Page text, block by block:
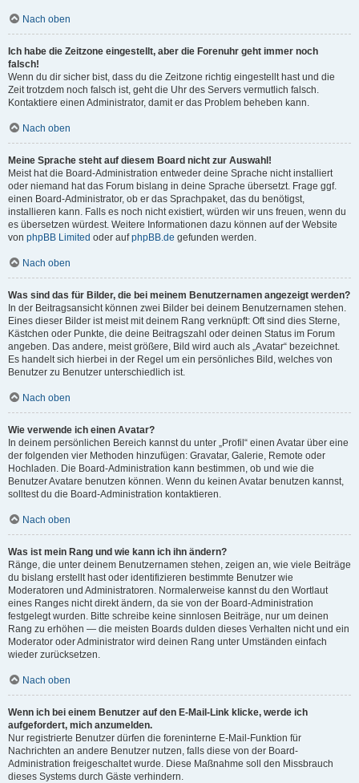
Nach oben
Ich habe die Zeitzone eingestellt, aber die Forenuhr geht immer noch
falsch!
Wenn du dir sicher bist, dass du die Zeitzone richtig eingestellt hast und die
Zeit trotzdem noch falsch ist, geht die Uhr des Servers vermutlich falsch.
Kontaktiere einen Administrator, damit er das Problem beheben kann.
Nach oben
Meine Sprache steht auf diesem Board nicht zur Auswahl!
Meist hat die Board-Administration entweder deine Sprache nicht installiert
oder niemand hat das Forum bislang in deine Sprache übersetzt. Frage ggf.
einen Board-Administrator, ob er das Sprachpaket, das du benötigst,
installieren kann. Falls es noch nicht existiert, würden wir uns freuen, wenn du
es übersetzen würdest. Weitere Informationen dazu können auf der Website
von phpBB Limited oder aufphpBB.de gefunden werden.
Nach oben
Was sind das für Bilder, die bei meinem Benutzernamen angezeigt werden?
In der Beitragsansicht können zwei Bilder bei deinem Benutzernamen stehen.
Eines dieser Bilder ist meist mit deinem Rang verknüpft: Oft sind dies Sterne,
Kästchen oder Punkte, die deine Beitragszahl oder deinen Status im Forum
angeben. Das andere, meist größere, Bild wird auch als „Avatar“ bezeichnet.
Es handelt sich hierbei in der Regel um ein persönliches Bild, welches von
Benutzer zu Benutzer unterschiedlich ist.
Nach oben
Wie verwende ich einen Avatar?
In deinem persönlichen Bereich kannst du unter „Profil“ einen Avatar über eine
der folgenden vier Methoden hinzufügen: Gravatar, Galerie, Remote oder
Hochladen. Die Board-Administration kann bestimmen, ob und wie die
Benutzer Avatare benutzen können. Wenn du keinen Avatar benutzen kannst,
solltest du die Board-Administration kontaktieren.
Nach oben
Was ist mein Rang und wie kann ich ihn ändern?
Ränge, die unter deinem Benutzernamen stehen, zeigen an, wie viele Beiträge
du bislang erstellt hast oder identifizieren bestimmte Benutzer wie
Moderatoren und Administratoren. Normalerweise kannst du den Wortlaut
eines Ranges nicht direkt ändern, da sie von der Board-Administration
festgelegt wurden. Bitte schreibe keine sinnlosen Beiträge, nur um deinen
Rang zu erhöhen — die meisten Boards dulden dieses Verhalten nicht und ein
Moderator oder Administrator wird deinen Rang unter Umständen einfach
wieder zurücksetzen.
Nach oben
Wenn ich bei einem Benutzer auf den E-Mail-Link klicke, werde ich
aufgefordert, mich anzumelden.
Nur registrierte Benutzer dürfen die foreninterne E-Mail-Funktion für
Nachrichten an andere Benutzer nutzen, falls diese von der Board-
Administration freigeschaltet wurde. Diese Maßnahme soll den Missbrauch
dieses Systems durch Gäste verhindern.